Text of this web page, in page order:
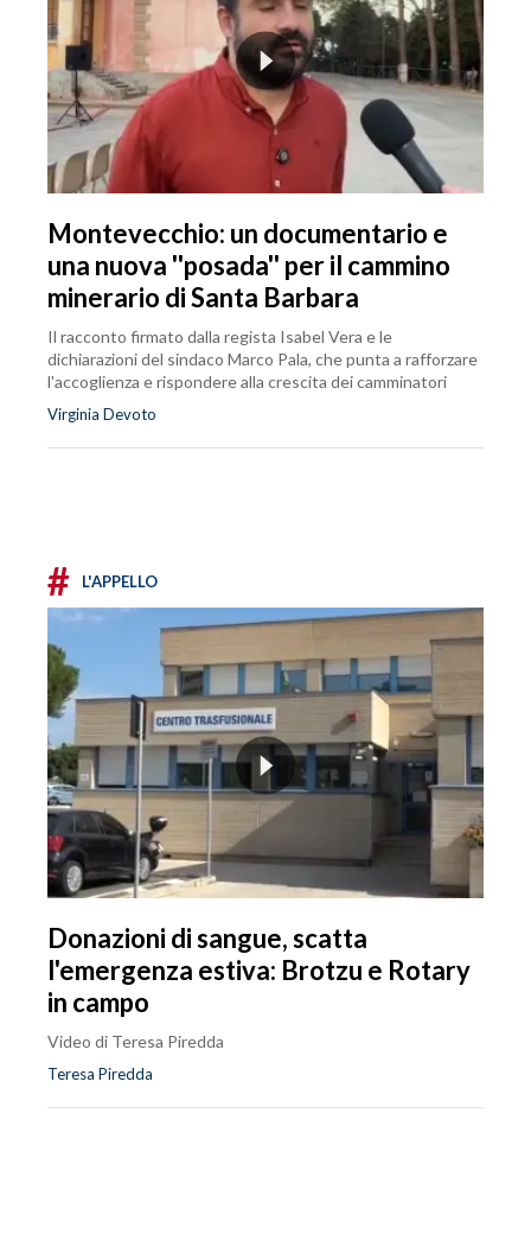
Montevecchio: un documentario e
una nuova ''posada'' per il cammino
minerario di Santa Barbara
Il racconto firmato dalla regista Isabel Vera e le
dichiarazioni del sindaco Marco Pala, che punta a rafforzare
l'accoglienza e rispondere alla crescita dei camminatori
Virginia Devoto
# L'APPELLO
Donazioni di sangue, scatta
l'emergenza estiva: Brotzu e Rotary
in campo
Video di Teresa Piredda
Teresa Piredda